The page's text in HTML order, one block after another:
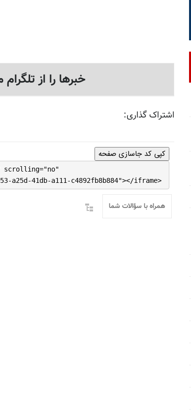
خبرها را از
اشتراک گذاری:
کپی کد جاسازی صفحه
scrolling="no"
41db-a111-c4892fb8b884"></iframe>
همراه با سؤالات شما